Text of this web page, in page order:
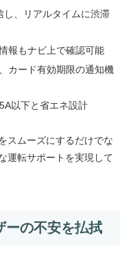
し、リアルタイムに渋滞
報もナビ上で確認可能
カード有効期限の通知機
以下と省エネ設計
スムーズにするだけでな
運転サポートを実現して
ーの不安を払拭